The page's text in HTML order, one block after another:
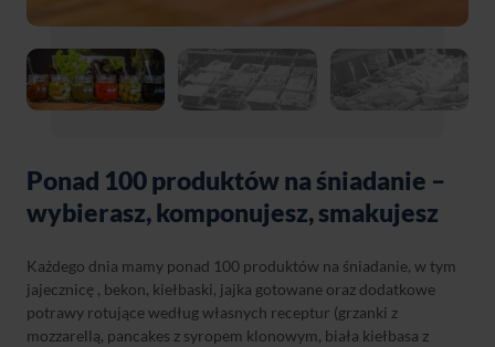
Ponad 100 produktów na śniadanie –
wybierasz, komponujesz, smakujesz
Każdego dnia mamy ponad 100 produktów na śniadanie, w tym
jajecznicę , bekon, kiełbaski, jajka gotowane oraz dodatkowe
potrawy rotujące według własnych receptur (grzanki z
mozzarellą, pancakes z syropem klonowym, biała kiełbasa z